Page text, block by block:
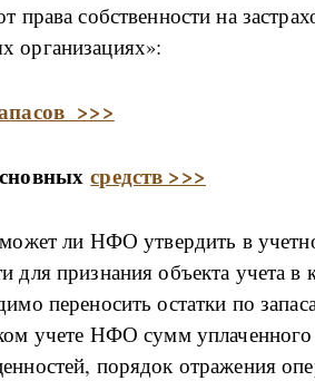
права собственности на
организациях»:
>>>
средств >>>
ли НФО утвердить в
для признания объекта учета в
переносить остатки по
учете НФО сумм
порядок отражения